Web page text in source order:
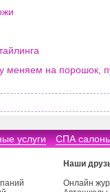
меняем на порошок,
услуги СПА
Наши
Онлайн